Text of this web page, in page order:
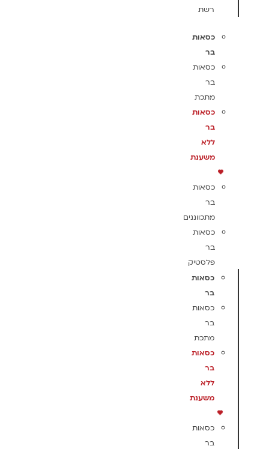
רשת
כסאות
בר
כסאות
בר
מתכת
כסאות
בר
ללא
משענת
כסאות
בר
מתכווננים
כסאות
בר
פלסטיק
כסאות
בר
כסאות
בר
מתכת
כסאות
בר
ללא
משענת
כסאות
בר